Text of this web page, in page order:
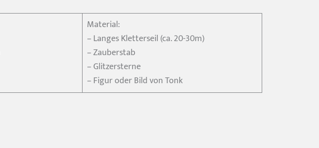
Material:
– Langes Kletterseil (ca. 20-30m)
– Zauberstab
– Glitzersterne
– Figur oder Bild von Tonk